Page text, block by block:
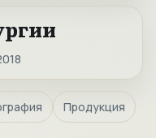
Продукция